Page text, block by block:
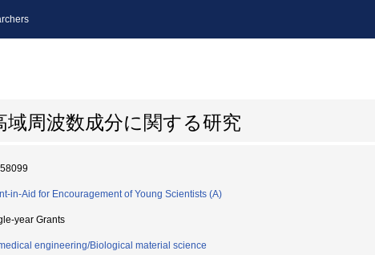
周波数成分に関する研究
in-Aid for Encouragement of Young Scientists (A)
year Grants
engineering/Biological material science